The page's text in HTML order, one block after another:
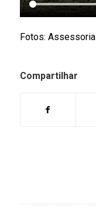
Fotos:
Compartilhar